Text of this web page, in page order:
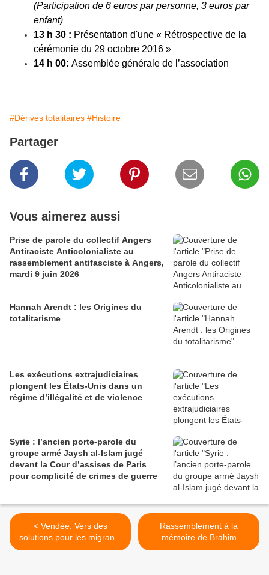
(Participation de 6 euros par personne, 3 euros par
enfant)
13 h 30 : Présentation d'une « Rétrospective de la
cérémonie du 29 octobre 2016 »
14 h 00: Assemblée générale de l’association
#Dérives totalitaires #Histoire
Partager
Vous aimerez aussi
Prise de parole du collectif Angers
Antiraciste Anticolonialiste au
rassemblement antifasciste à Angers,
mardi 9 juin 2026
Hannah Arendt : les Origines du
totalitarisme
Les exécutions extrajudiciaires
plongent les États-Unis dans un
régime d’illégalité et de violence
Syrie : l’ancien porte-parole du
groupe armé Jaysh al-Islam jugé
devant la Cour d’assises de Paris
pour complicité de crimes de guerre
< Vendée. Vers des
solutions pour les migrants
arrivés de Calais ?
Rassemblement à la
mémoire de Brahim
Bouarram et de toutes les